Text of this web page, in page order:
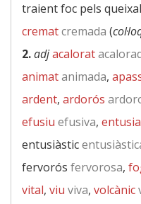
traient foc pels
crematcremada (
2.adjacalorat
animatanimada,
ardent, ardorós
efusiu efusiva,
entusiàstic
fervorós fervorosa,
vital, viu viva, volcànic